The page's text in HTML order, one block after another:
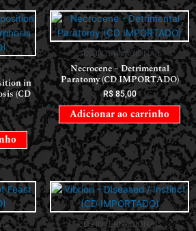
in
(CD
CDS INTERNACIONAIS
Necrocene – Detrimental
Paratomy (CD IMPORTADO)
R$85,00
Adicionar ao carrinho
CDS INTERNACIONAIS